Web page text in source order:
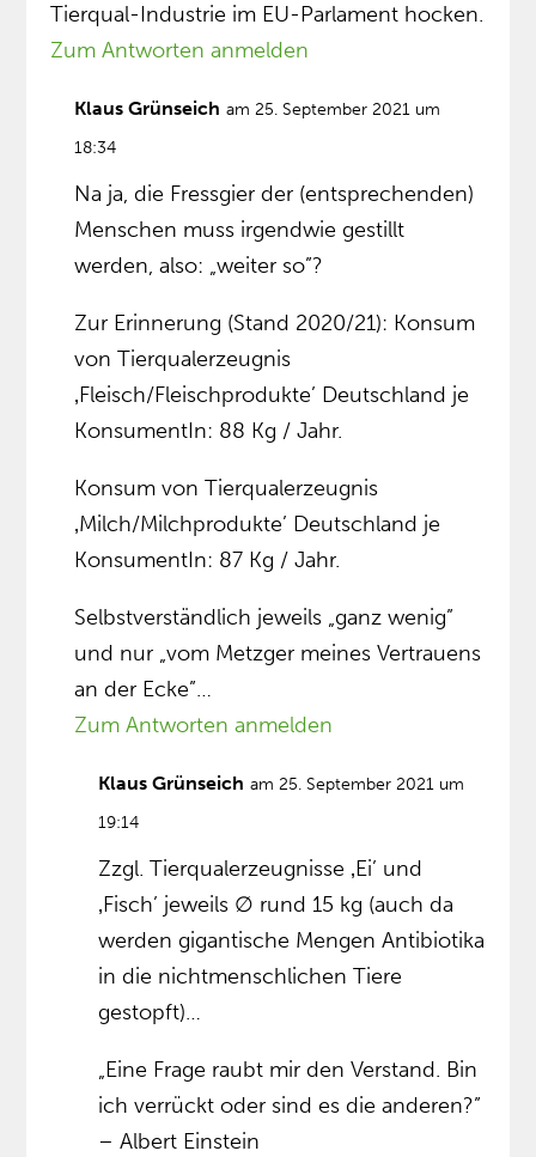
Tierqual-Industrie im EU-Parlament hocken.
Zum Antworten anmelden
Klaus Grünseich am 25. September 2021 um
18:34
Na ja, die Fressgier der (entsprechenden)
Menschen muss irgendwie gestillt
werden, also: „weiter so”?
Zur Erinnerung (Stand 2020/21): Konsum
von Tierqualerzeugnis
‚Fleisch/Fleischprodukte’ Deutschland je
KonsumentIn: 88 Kg / Jahr.
Konsum von Tierqualerzeugnis
‚Milch/Milchprodukte’ Deutschland je
KonsumentIn: 87 Kg / Jahr.
Selbstverständlich jeweils „ganz wenig”
und nur „vom Metzger meines Vertrauens
an der Ecke”…
Zum Antworten anmelden
Klaus Grünseich am 25. September 2021 um
19:14
Zzgl. Tierqualerzeugnisse ‚Ei’ und
‚Fisch’ jeweils ∅ rund 15 kg (auch da
werden gigantische Mengen Antibiotika
in die nichtmenschlichen Tiere
gestopft)…
„Eine Frage raubt mir den Verstand. Bin
ich verrückt oder sind es die anderen?”
– Albert Einstein